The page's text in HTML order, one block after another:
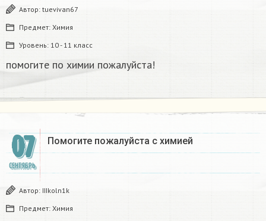
Автор: tuevivan67
Предмет: Химия
Уровень: 10 - 11 класс
помогите по химии пожалуйста!​
07
СЕНТЯБРЬ
Помогите пожалуйста с химией
Автор: IIIkoln1k
Предмет: Химия